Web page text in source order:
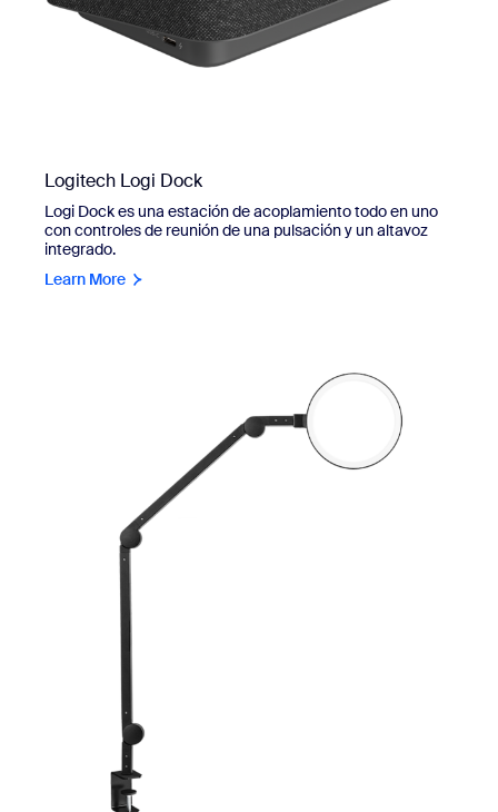
Logitech Logi Dock
Logi Dock es una estación de acoplamiento todo en uno
con controles de reunión de una pulsación y un altavoz
integrado.
Learn More